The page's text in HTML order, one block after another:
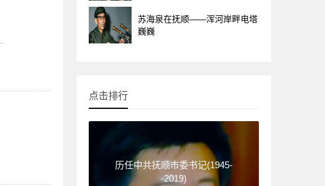
苏海泉在抚顺——浑河岸畔电塔
巍巍
点击排行
历任中共抚顺市委书记(1945-
-2019)